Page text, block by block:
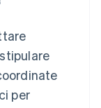
per